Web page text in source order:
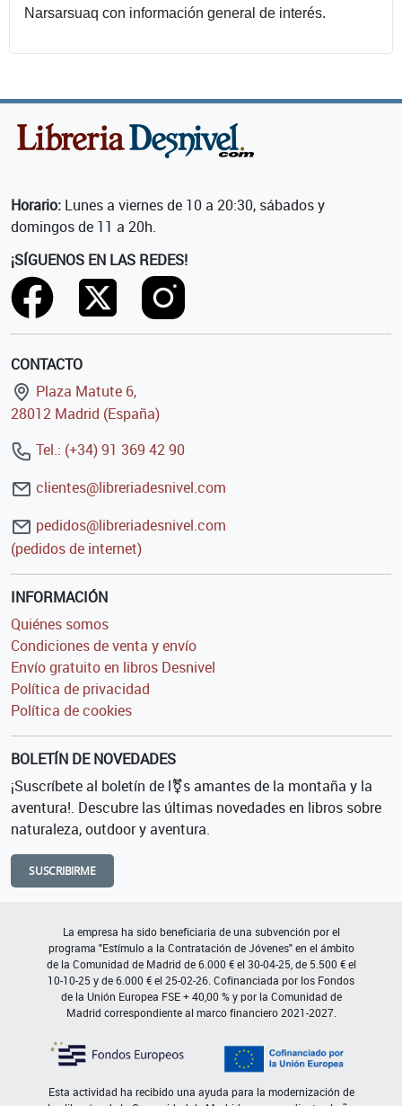
Narsarsuaq con información general de interés.
Horario: Lunes a viernes de 10 a 20:30, sábados y
domingos de 11 a 20h.
¡SÍGUENOS EN LAS REDES!
CONTACTO
Plaza Matute 6,
28012 Madrid (España)
Tel.: (+34) 91 369 42 90
clientes@libreriadesnivel.com
pedidos@libreriadesnivel.com
(pedidos de internet)
INFORMACIÓN
Quiénes somos
Condiciones de venta y envío
Envío gratuito en libros Desnivel
Política de privacidad
Política de cookies
BOLETÍN DE NOVEDADES
¡Suscríbete al boletín de l⚧s amantes de la montaña y la
aventura!. Descubre las últimas novedades en libros sobre
naturaleza, outdoor y aventura.
SUSCRIBIRME
La empresa ha sido beneficiaria de una subvención por el
programa "Estímulo a la Contratación de Jóvenes" en el ámbito
de la Comunidad de Madrid de 6.000 € el 30-04-25, de 5.500 € el
10-10-25 y de 6.000 € el 25-02-26. Cofinanciada por los Fondos
de la Unión Europea FSE + 40,00 % y por la Comunidad de
Madrid correspondiente al marco financiero 2021-2027.
Esta actividad ha recibido una ayuda para la modernización de